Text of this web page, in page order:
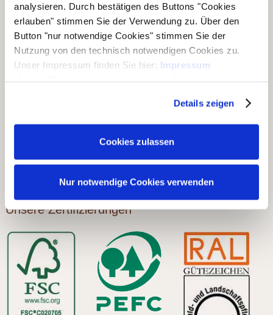
analysieren. Durch bestätigen des Buttons "Cookies
erlauben" stimmen Sie der Verwendung zu. Über den
Button "nur notwendige Cookies" stimmen Sie der
Nutzung von den technisch notwendigen Cookies zu.
Unser Impressum finden Sie hier: Impressum
Details zeigen
Cookies zulassen
Nur notwendige Cookies verwenden
Unsere Geschäftsbereiche
▶ Haus & Garten
▶ Ausstellungen
Unsere Zertifizierungen